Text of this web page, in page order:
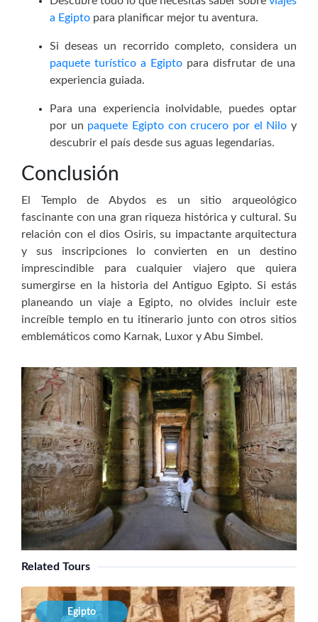
a Egipto para planificar mejor tu aventura.
Si deseas un recorrido completo, considera un
paquete turístico a Egipto para disfrutar de una
experiencia guiada.
Para una experiencia inolvidable, puedes optar
por un paquete Egipto con crucero por el Nilo y
descubrir el país desde sus aguas legendarias.
Conclusión
El Templo de Abydos es un sitio arqueológico
fascinante con una gran riqueza histórica y cultural. Su
relación con el dios Osiris, su impactante arquitectura
y sus inscripciones lo convierten en un destino
imprescindible para cualquier viajero que quiera
sumergirse en la historia del Antiguo Egipto. Si estás
planeando un viaje a Egipto, no olvides incluir este
increíble templo en tu itinerario junto con otros sitios
emblemáticos como Karnak, Luxor y Abu Simbel.
Related Tours
Egipto